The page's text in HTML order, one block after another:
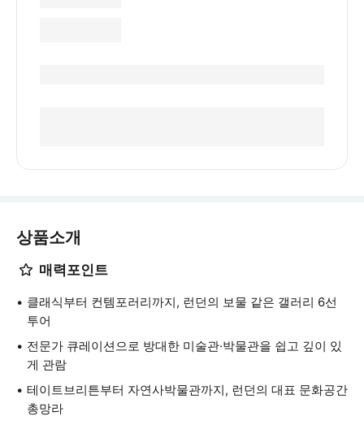
상품소개
매력포인트
클래식부터 컨템포러리까지, 런던의 보물 같은 갤러리 6선
투어
전문가 큐레이션으로 방대한 미술관·박물관을 쉽고 깊이 있
게 관람
테이트브리튼부터 자연사박물관까지, 런던의 대표 문화공간
총망라